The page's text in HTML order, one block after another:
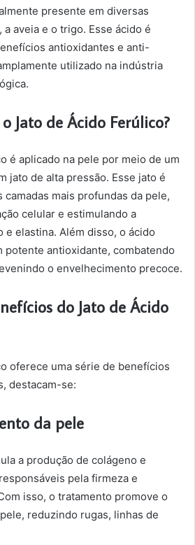
presente em diversas
aveia e o trigo. Esse ácido é
antioxidantes e anti-
utilizado na indústria
Jato de Ácido Ferúlico?
é aplicado na pele por meio de um
jato de alta pressão. Esse jato é
camadas mais profundas da pele,
celular e estimulando a
e elastina. Além disso, o ácido
potente antioxidante, combatendo
o envelhecimento precoce.
do Jato de Ácido
oferece uma série de benefícios
destacam-se:
da pele
a produção de colágeno e
pela firmeza e
isso, o tratamento promove o
reduzindo rugas, linhas de